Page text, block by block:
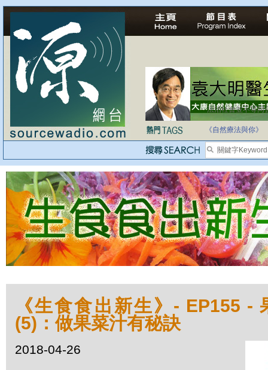
法治社會並不等同
《自然療法與你》
《生食食出新生》- EP155 -
(5)：做果菜汁有秘訣
2018-04-26